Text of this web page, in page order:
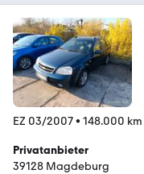
EZ 03/2007• 148.000 km
Privatanbieter
39128 Magdeburg